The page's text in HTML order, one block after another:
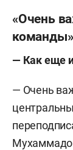
«Очень
команды»
— Как еще
— Очень